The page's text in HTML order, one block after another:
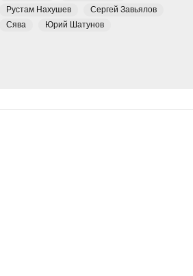
Рустам Нахушев
Сергей Завьялов
Сява
Юрий Шатунов